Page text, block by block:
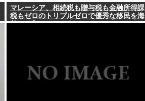
マレーシア、相続税も贈与税も金融所得課
税もゼロのトリプルゼロで優秀な移民を海
外から集めてしまう…